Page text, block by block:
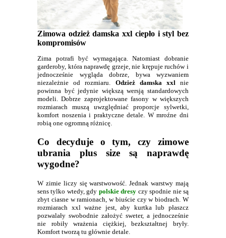
Zimowa odzież damska xxl ciepło i styl bez
kompromisów
Zima potrafi być wymagająca. Natomiast dobranie
garderoby, która naprawdę grzeje, nie krępuje ruchów i
jednocześnie wygląda dobrze, bywa wyzwaniem
niezależnie od rozmiaru. Odzież damska xxl nie
powinna być jedynie większą wersją standardowych
modeli. Dobrze zaprojektowane fasony w większych
rozmiarach muszą uwzględniać proporcje sylwetki,
komfort noszenia i praktyczne detale. W mroźne dni
robią one ogromną różnicę.
Co decyduje o tym, czy zimowe
ubrania plus size są naprawdę
wygodne?
W zimie liczy się warstwowość. Jednak warstwy mają
sens tylko wtedy, gdy polskie dresy czy spodnie nie są
zbyt ciasne w ramionach, w biuście czy w biodrach. W
rozmiarach xxl ważne jest, aby kurtka lub płaszcz
pozwalały swobodnie założyć sweter, a jednocześnie
nie robiły wrażenia ciężkiej, bezkształtnej bryły.
Komfort tworzą tu głównie detale.